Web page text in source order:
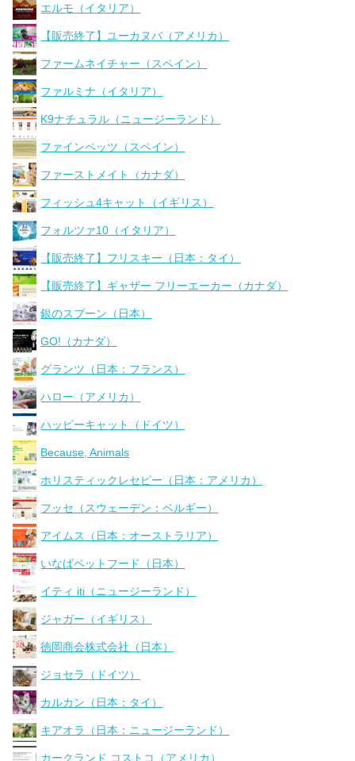
エルモ（イタリア）
【販売終了】ユーカヌバ（アメリカ）
ファームネイチャー（スペイン）
ファルミナ（イタリア）
K9ナチュラル（ニュージーランド）
ファインペッツ（スペイン）
ファーストメイト（カナダ）
フィッシュ4キャット（イギリス）
フォルツァ10（イタリア）
【販売終了】フリスキー（日本：タイ）
【販売終了】ギャザー フリーエーカー（カナダ）
銀のスプーン（日本）
GO!（カナダ）
グランツ（日本：フランス）
ハロー（アメリカ）
ハッピーキャット（ドイツ）
Because, Animals
ホリスティックレセピー（日本：アメリカ）
フッセ（スウェーデン：ベルギー）
アイムス（日本：オーストラリア）
いなばペットフード（日本）
イティ iti（ニュージーランド）
ジャガー（イギリス）
徳岡商会株式会社（日本）
ジョセラ（ドイツ）
カルカン（日本：タイ）
キアオラ（日本：ニュージーランド）
カークランド コストコ（アメリカ）